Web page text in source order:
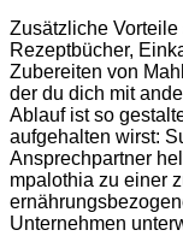
Zusätzliche
Rezeptbücher,
Zubereiten von
der du dich mit
Ablauf ist so
aufgehalten wirst:
Ansprechpartner
mpalothia zu einer
Unternehmen